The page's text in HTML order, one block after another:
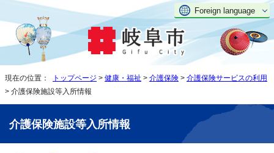
Foreign language
現在の位置： トップページ > 健康・福祉 > 介護保険 > 介護保険サービスの利用
> 介護保険施設等入所情報
介護保険施設等入所情報